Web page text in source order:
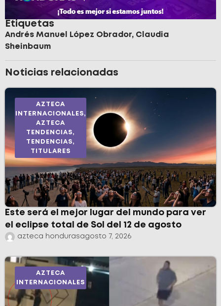
Etiquetas
Andrés Manuel López Obrador, Claudia
Sheinbaum
Noticias relacionadas
AZTECA
INTERNACIONALES,
AZTECA
TENDENCIAS,
TENDENCIAS,
TITULARES
Este será el mejor lugar del mundo para ver
el eclipse total de Sol del 12 de agosto
azteca hondurasagosto 7, 2026
AZTECA
INTERNACIONALES